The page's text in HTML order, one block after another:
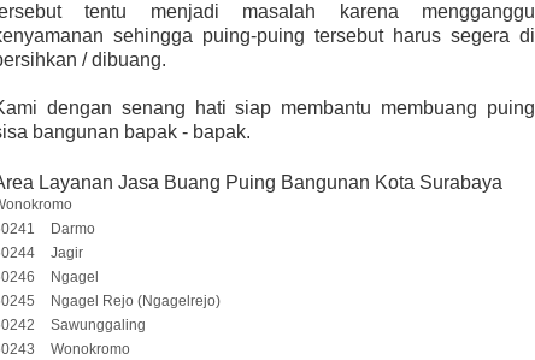
tentu menjadi masalah karena mengganggu
sehingga puing-puing tersebut harus segera di
/ dibuang.
dengan senang hati siap membantu membuang puing
bangunan bapak - bapak.
Layanan Jasa Buang Puing Bangunan Kota Surabaya
Darmo
Jagir
Ngagel
Ngagel Rejo (Ngagelrejo)
Sawunggaling
Wonokromo